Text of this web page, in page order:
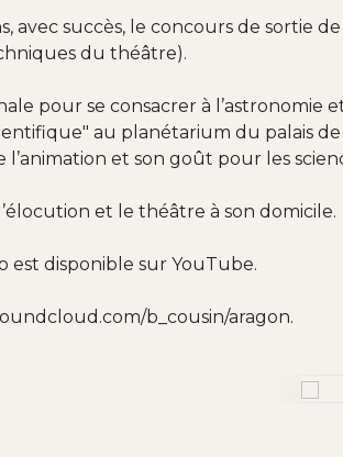
avec succès, le concours de sortie
du théâtre).
pour se consacrer à
au planétarium du palais
l’animation et son goût pour les
et le théâtre à son domicile.
est disponible sur YouTube.
b_cousin/aragon.